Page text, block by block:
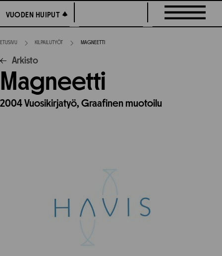
suoraan
sisältöön
VUODEN HUIPUT
VUODEN HUIPUT
ETUSIVU KILPAILUTYÖT MAGNEETTI
Arkisto
Magneetti
2004Vuosikirjatyö, Graafinen muotoilu